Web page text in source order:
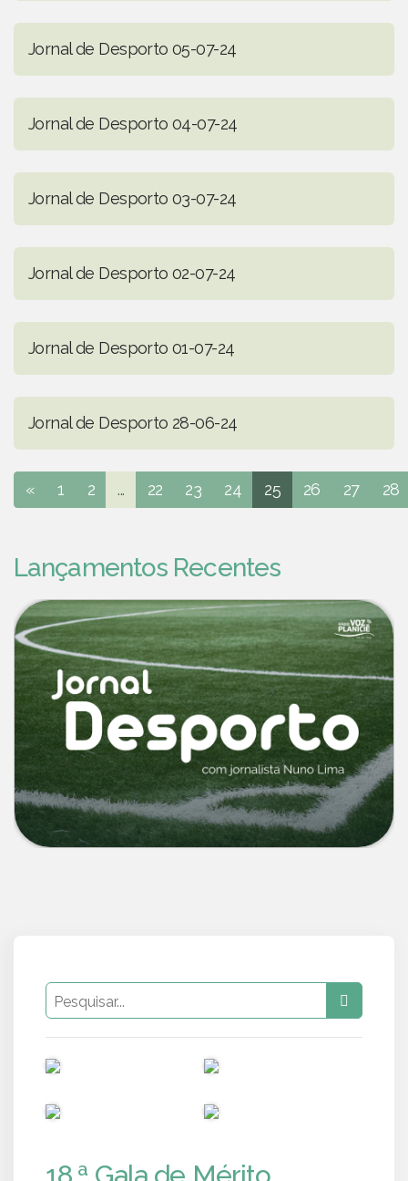
Jornal de Desporto 05-07-24
Jornal de Desporto 04-07-24
Jornal de Desporto 03-07-24
Jornal de Desporto 02-07-24
Jornal de Desporto 01-07-24
Jornal de Desporto 28-06-24
« 1 2 ... 22 23 24 25 26 27 28
Lançamentos Recentes